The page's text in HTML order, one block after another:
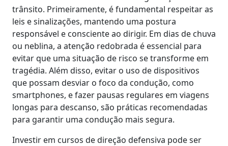
trânsito. Primeiramente, é fundamental respeitar as
leis e sinalizações, mantendo uma postura
responsável e consciente ao dirigir. Em dias de chuva
ou neblina, a atenção redobrada é essencial para
evitar que uma situação de risco se transforme em
tragédia. Além disso, evitar o uso de dispositivos
que possam desviar o foco da condução, como
smartphones, e fazer pausas regulares em viagens
longas para descanso, são práticas recomendadas
para garantir uma condução mais segura.
Investir em cursos de direção defensiva pode ser